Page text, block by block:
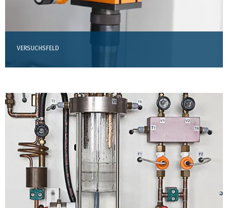
VERSUCHSFELD